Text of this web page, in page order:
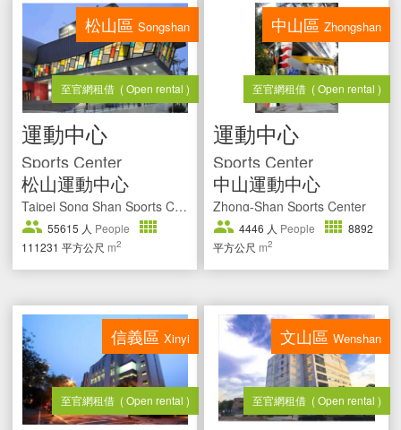
松山區 Songshan
至官網租借 ( Open rental )
運動中心
Sports Center
松山運動中心
Taipei Song Shan Sports Center
55615 人 People
111231 平方公尺 m2
中山區 Zhongshan
至官網租借 ( Open rental )
運動中心
Sports Center
中山運動中心
Zhong-Shan Sports Center
4446 人 People
8892
平方公尺 m2
信義區 Xinyi
至官網租借 ( Open rental )
文山區 Wenshan
至官網租借 ( Open rental )